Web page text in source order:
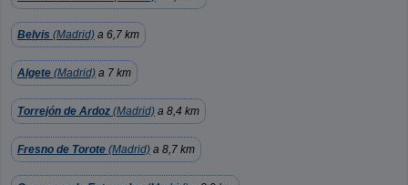
Belvis (Madrid) a 6,7 km
Algete (Madrid) a 7 km
Torrejón de Ardoz (Madrid) a 8,4 km
Fresno de Torote (Madrid) a 8,7 km